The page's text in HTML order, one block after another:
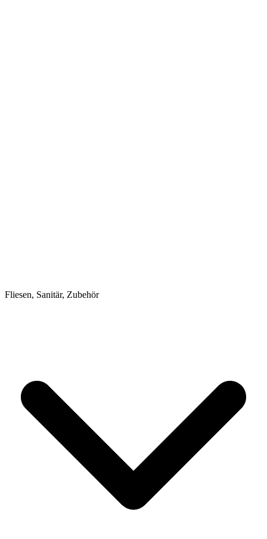
Fliesen, Sanitär, Zubehör